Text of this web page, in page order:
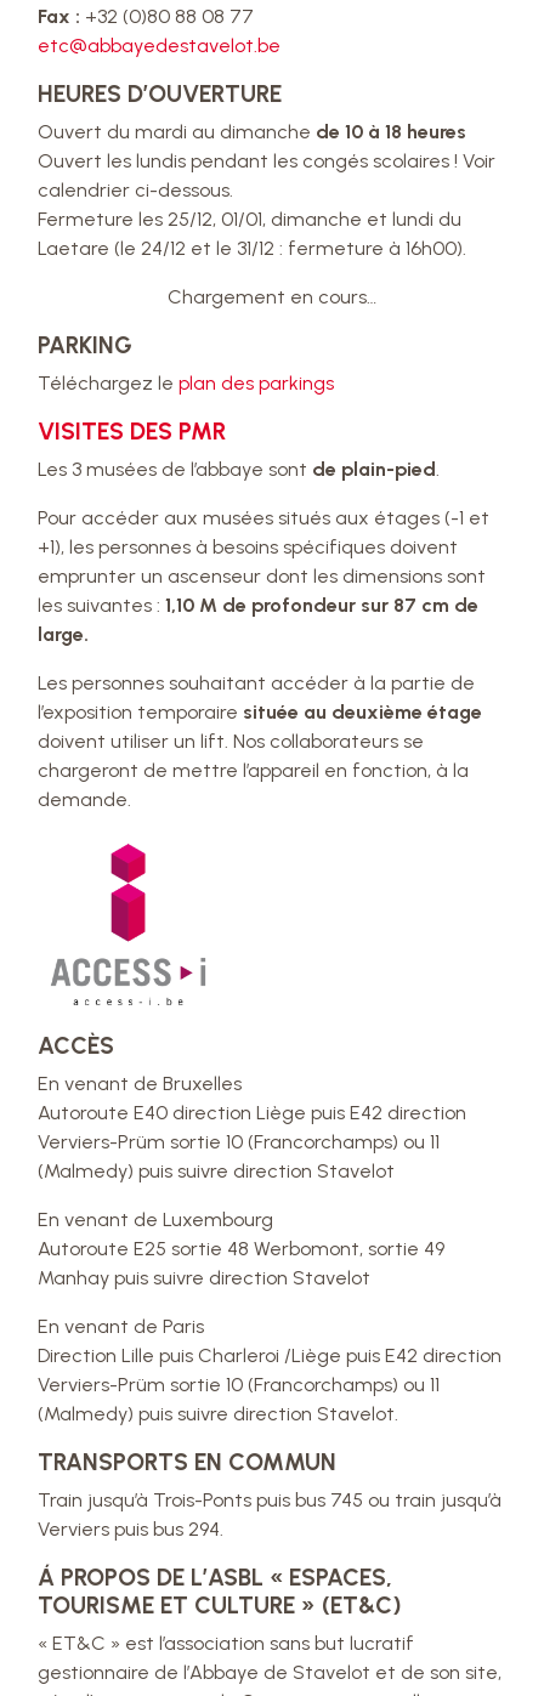
Fax : +32 (0)80 88 08 77
etc@abbayedestavelot.be
HEURES D’OUVERTURE
Ouvert du mardi au dimanche de 10 à 18 heures
Ouvert les lundis pendant les congés scolaires ! Voir
calendrier ci-dessous.
Fermeture les 25/12, 01/01, dimanche et lundi du
Laetare (le 24/12 et le 31/12 : fermeture à 16h00).
Chargement en cours…
PARKING
Téléchargez leplan des parkings
VISITES DES PMR
Les 3 musées de l’abbaye sont de plain-pied.
Pour accéder aux musées situés aux étages (-1 et
+1), les personnes à besoins spécifiques doivent
emprunter un ascenseur dont les dimensions sont
les suivantes :1,10 M de profondeur sur 87 cm de
large.
Les personnes souhaitant accéder à la partie de
l’exposition temporaire située au deuxième étage
doivent utiliser un lift. Nos collaborateurs se
chargeront de mettre l’appareil en fonction, à la
demande.
ACCÈS
En venant de Bruxelles
Autoroute E40 direction Liège puis E42 direction
Verviers-Prüm sortie 10 (Francorchamps) ou 11
(Malmedy) puis suivre direction Stavelot
En venant de Luxembourg
Autoroute E25 sortie 48 Werbomont, sortie 49
Manhay puis suivre direction Stavelot
En venant de Paris
Direction Lille puis Charleroi /Liège puis E42 direction
Verviers-Prüm sortie 10 (Francorchamps) ou 11
(Malmedy) puis suivre direction Stavelot.
TRANSPORTS EN COMMUN
Train jusqu’à Trois-Ponts puis bus 745 ou train jusqu’à
Verviers puis bus 294.
Á PROPOS DE L’ASBL « ESPACES,
TOURISME ET CULTURE » (ET&C)
« ET&C » est l’association sans but lucratif
gestionnaire de l’Abbaye de Stavelot et de son site,